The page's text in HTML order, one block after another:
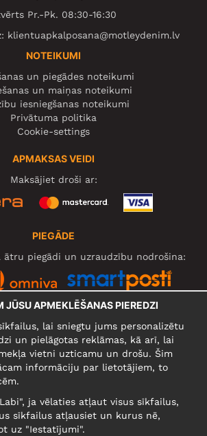
Pr.-Pk. 08:30-16:30
klientuapkalposana@motleydenim.lv
NOTEIKUMI
un piegādes noteikumi
un maiņas noteikumi
iesniegšanas noteikumi
Privātuma politika
Cookie-settings
APMAKSAS VEIDI
Maksājiet droši ar:
PIEGĀDE
piegādi un uzraudzību nodrošina:
UZŅĒMUMS
mnt 5, EE-10117 Tallinn
Reg: 12356245
JŪSU APMEKLĒŠANAS PIEREDZI
lai sniegtu jums personalizētu
un pielāgotas reklāmas, kā arī, lai
vietni uzticamu un drošu. Šim
informāciju par lietotājiem, to
ja vēlaties atļaut visus sīkfailus,
sīkfailus atļausiet un kurus nē,
uz "Iestatījumi".